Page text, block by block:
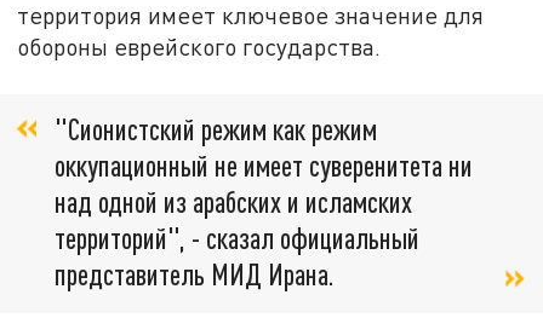
территория имеет ключевое значение для
обороны еврейского государства.
"Сионистский режим как режим
оккупационный не имеет суверенитета ни
над одной из арабских и исламских
территорий", - сказал официальный
представитель МИД Ирана.